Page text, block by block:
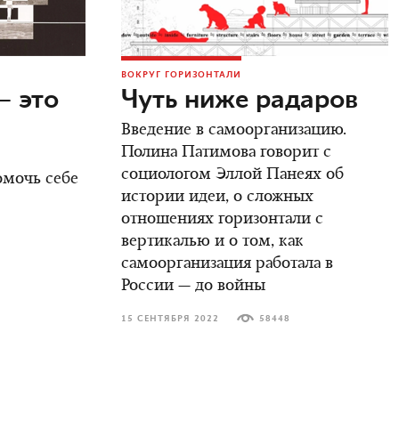
это
себе
ВОКРУГ ГОРИЗОНТАЛИ
Чуть ниже радаров
Введение в самоорганизацию.
Полина Патимова говорит с
социологом Эллой Панеях об
истории идеи, о сложных
отношениях горизонтали с
вертикалью и о том, как
самоорганизация работала в
России — до войны
15 СЕНТЯБРЯ 2022 58448